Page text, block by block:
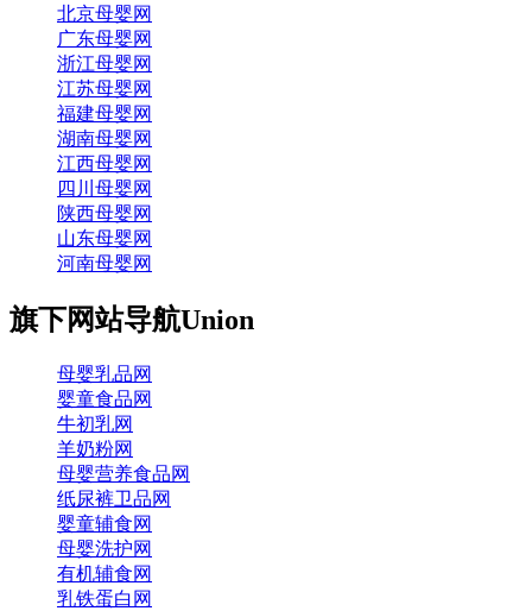
北京母婴网
广东母婴网
浙江母婴网
江苏母婴网
福建母婴网
湖南母婴网
江西母婴网
四川母婴网
陕西母婴网
山东母婴网
河南母婴网
旗下网站导航Union
母婴乳品网
婴童食品网
牛初乳网
羊奶粉网
母婴营养食品网
纸尿裤卫品网
婴童辅食网
母婴洗护网
有机辅食网
乳铁蛋白网